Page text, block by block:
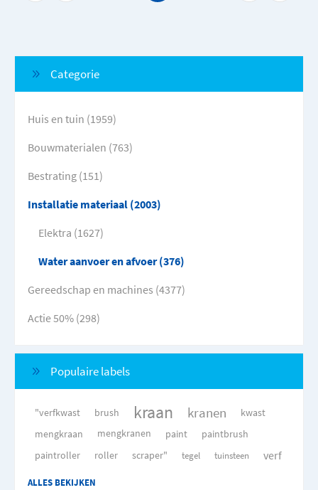
Categorie
Huis en tuin (1959)
Bouwmaterialen (763)
Bestrating (151)
Installatie materiaal (2003)
Elektra (1627)
Water aanvoer en afvoer (376)
Gereedschap en machines (4377)
Actie 50% (298)
Populaire labels
"verfkwast brush kraan kranen
kwast
mengkraan
mengkranen paint
paintbrush
paintroller
roller scraper" tegel tuinsteen verf
ALLES BEKIJKEN